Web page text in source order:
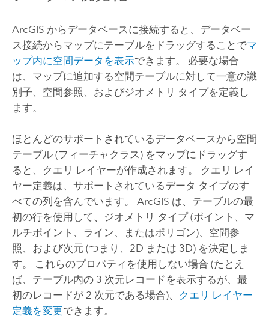
ArcGIS からデータベースに接続すると、データベー
ス接続からマップにテーブルをドラッグすることでマ
ップ内に空間データを表示できます。 必要な場合
は、マップに追加する空間テーブルに対して一意の識
別子、空間参照、およびジオメトリ タイプを定義し
ます。
ほとんどのサポートされているデータベースから空間
テーブル (フィーチャクラス) をマップにドラッグす
ると、クエリ レイヤーが作成されます。 クエリ レイ
ヤー定義は、サポートされているデータ タイプのす
べての列を含んでいます。 ArcGIS は、テーブルの最
初の行を使用して、ジオメトリ タイプ (ポイント、マ
ルチポイント、ライン、またはポリゴン)、空間参
照、および次元 (つまり、2D または 3D) を決定しま
す。 これらのプロパティを使用しない場合 (たとえ
ば、テーブル内の 3 次元レコードを表示するが、最
初のレコードが 2 次元である場合)、
クエリ レイヤー
定義を変更できます。